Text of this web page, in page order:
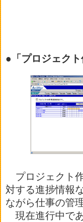
●「プロジェクト
プロジェクト
対する進捗情報
ながら仕事の管
現在進行中で